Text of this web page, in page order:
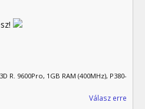
R. 9600Pro, 1GB RAM (400MHz), P380-
Válasz erre